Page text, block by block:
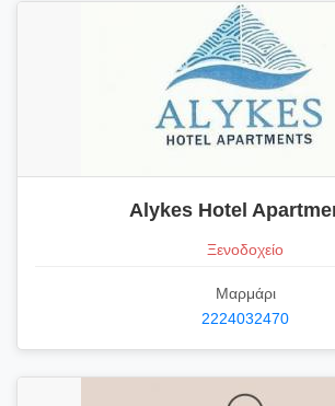
Alykes Hotel
Ξενοδοχείο
Μαρμάρι
2224032470